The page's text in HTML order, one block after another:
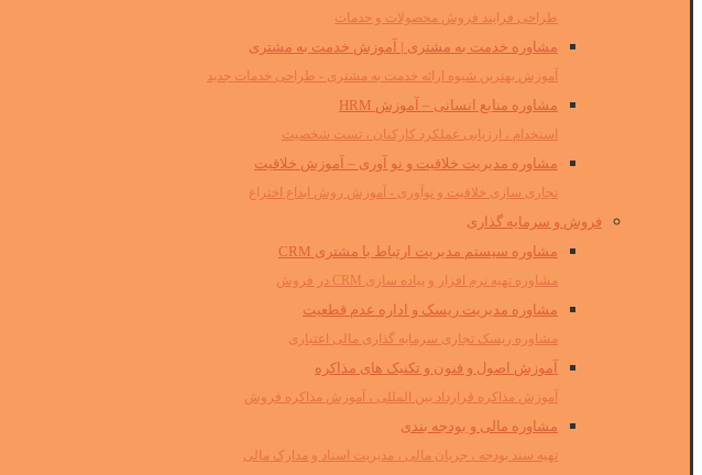
طراحی فرایند فروش محصولات و خدمات
مشاوره خدمت به مشتری | آموزش خدمت به مشتری
آموزش بهترین شیوه ارائه خدمت به مشتری - طراحی خدمات جدید
مشاوره منابع انسانی – آموزش HRM
استخدام ، ارزیابی عملکرد کارکنان ، تست شخصیت
مشاوره مدیریت خلاقیت و نو آوری – آموزش خلاقیت
تجاری سازی خلاقیت و نوآوری - آموزش روش ابداع اختراع
فروش و سرمایه گذاری
مشاوره سیستم مدیریت ارتباط با مشتری CRM
مشاوره تهیه نرم افزار و پیاده سازی CRM در فروش
مشاوره مدیریت ریسک و اداره عدم قطعیت
مشاوره ریسک تجاری سرمایه گذاری مالی اعتباری
آموزش اصول و فنون و تکنیک های مذاکره
آموزش مذاکره قرارداد بین المللی ، آموزش مذاکره فروش
مشاوره مالی و بودجه بندی
تهیه سند بودجه ، جریان مالی ، مدیریت اسناد و مدارک مالی